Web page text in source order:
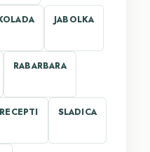
JABOLKA
RABARBARA
RECEPTI SLADICA